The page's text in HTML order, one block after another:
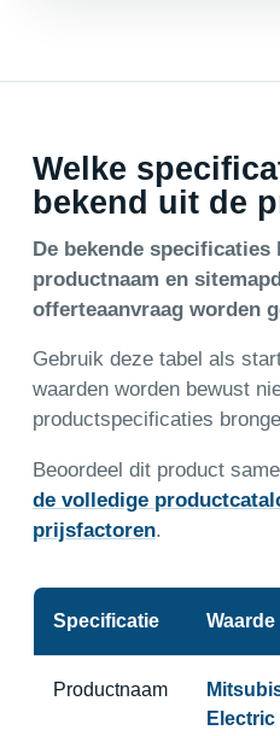
Welke
bekend uit de
De bekende specificaties
productnaam en
offerteaanvraag worden
Gebruik deze tabel als
waarden worden bewust
productspecificaties
Beoordeel dit product
de volledige
prijsfactoren.
Specificatie Waarde
Productnaam
Electric